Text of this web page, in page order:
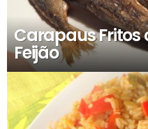
Carapaus Fritos
Feijão